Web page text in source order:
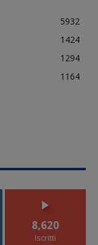
5932
1424
1294
1164
8,620
Iscritti